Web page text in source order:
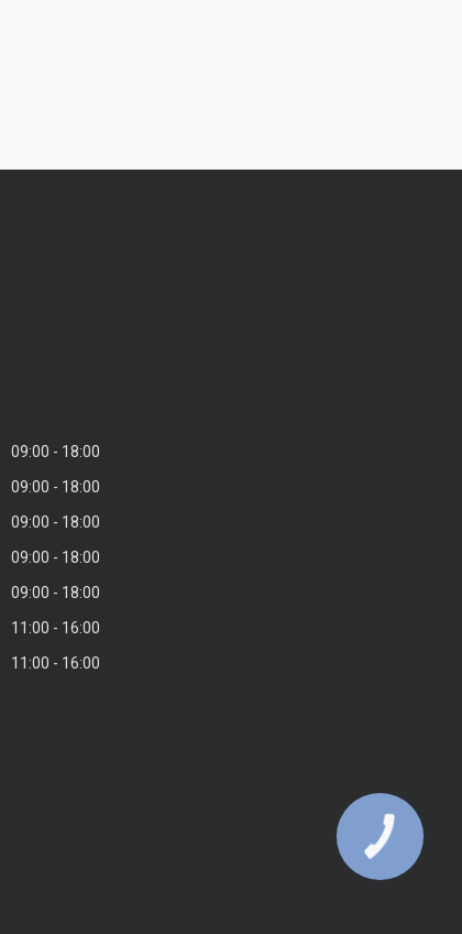
09:00
18:00
09:00
18:00
09:00
18:00
09:00
18:00
09:00
18:00
11:00
16:00
11:00 16:00